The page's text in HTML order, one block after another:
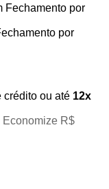
por
crédito ou até 12x
Economize R$